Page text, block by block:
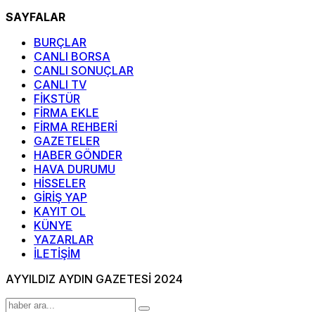
SAYFALAR
BURÇLAR
CANLI BORSA
CANLI SONUÇLAR
CANLI TV
FİKSTÜR
FİRMA EKLE
FİRMA REHBERİ
GAZETELER
HABER GÖNDER
HAVA DURUMU
HİSSELER
GİRİŞ YAP
KAYIT OL
KÜNYE
YAZARLAR
İLETİŞİM
AYYILDIZ AYDIN GAZETESİ 2024